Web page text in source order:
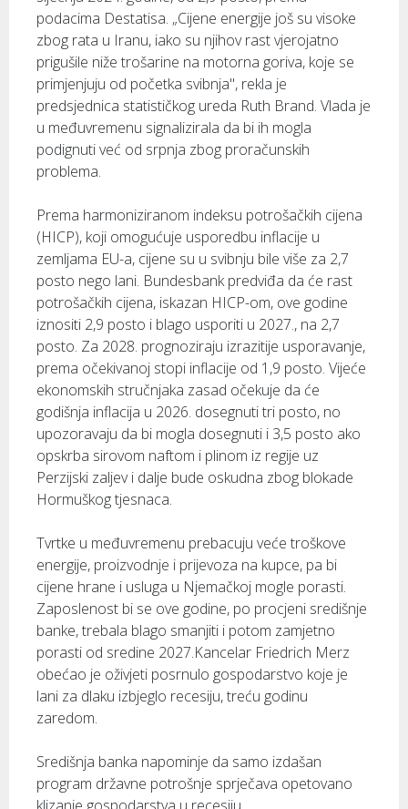
podacima Destatisa. „Cijene energije još su visoke
zbog rata u Iranu, iako su njihov rast vjerojatno
prigušile niže trošarine na motorna goriva, koje se
primjenjuju od početka svibnja", rekla je
predsjednica statističkog ureda Ruth Brand. Vlada je
u međuvremenu signalizirala da bi ih mogla
podignuti već od srpnja zbog proračunskih
problema.
Prema harmoniziranom indeksu potrošačkih cijena
(HICP), koji omogućuje usporedbu inflacije u
zemljama EU-a, cijene su u svibnju bile više za 2,7
posto nego lani. Bundesbank predviđa da će rast
potrošačkih cijena, iskazan HICP-om, ove godine
iznositi 2,9 posto i blago usporiti u 2027., na 2,7
posto. Za 2028. prognoziraju izrazitije usporavanje,
prema očekivanoj stopi inflacije od 1,9 posto. Vijeće
ekonomskih stručnjaka zasad očekuje da će
godišnja inflacija u 2026. dosegnuti tri posto, no
upozoravaju da bi mogla dosegnuti i 3,5 posto ako
opskrba sirovom naftom i plinom iz regije uz
Perzijski zaljev i dalje bude oskudna zbog blokade
Hormuškog tjesnaca.
Tvrtke u međuvremenu prebacuju veće troškove
energije, proizvodnje i prijevoza na kupce, pa bi
cijene hrane i usluga u Njemačkoj mogle porasti.
Zaposlenost bi se ove godine, po procjeni središnje
banke, trebala blago smanjiti i potom zamjetno
porasti od sredine 2027.Kancelar Friedrich Merz
obećao je oživjeti posrnulo gospodarstvo koje je
lani za dlaku izbjeglo recesiju, treću godinu
zaredom.
Središnja banka napominje da samo izdašan
program državne potrošnje sprječava opetovano